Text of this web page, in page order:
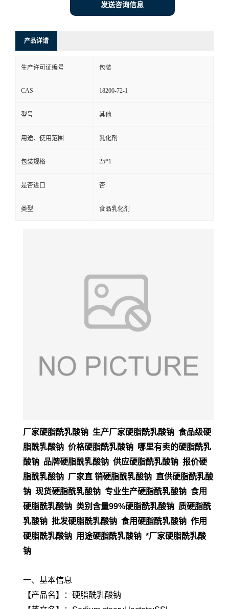
发送咨询信息
产品详请
生产许可证编号 包装
CAS 18200-72-1
型号 其他
用途、使用范围 乳化剂
包装规格 25*1
是否进口 否
类型 食品乳化剂
厂家硬脂酰乳酸钠 生产厂家硬脂酰乳酸钠 食品级硬
脂酰乳酸钠 价格硬脂酰乳酸钠 哪里有卖的硬脂酰乳
酸钠 品牌硬脂酰乳酸钠 供应硬脂酰乳酸钠 报价硬
脂酰乳酸钠 厂家直 销硬脂酰乳酸钠 直供硬脂酰乳酸
钠 现货硬脂酰乳酸钠 专业生产硬脂酰乳酸钠 食用
硬脂酰乳酸钠 类别含量99%硬脂酰乳酸钠 质硬脂酰
乳酸钠 批发硬脂酰乳酸钠 食用硬脂酰乳酸钠 作用
硬脂酰乳酸钠 用途硬脂酰乳酸钠 *厂家硬脂酰乳酸
钠
一、基本信息
【产品名】：硬脂酰乳酸钠